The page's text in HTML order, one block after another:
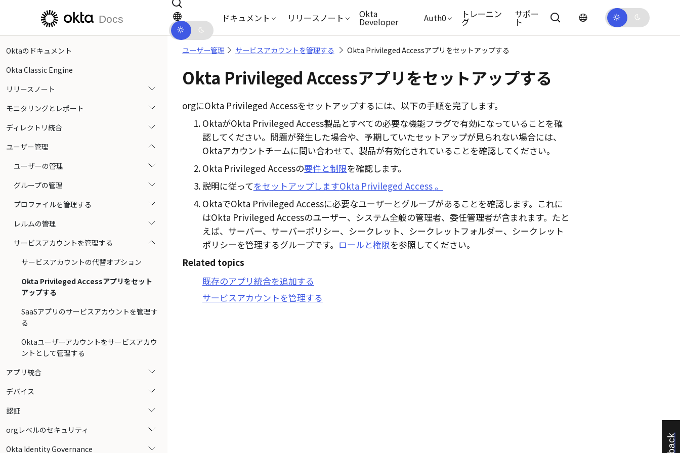
メインコンテンツにスキップ ドキュメントナビゲーションにスキップ
Docs ドキュメント リリースノート Okta
Developer Auth0 トレーニン
グ
サポー
ト
Oktaのドキュメント
Okta Classic Engine
リリースノート
モニタリングとレポート
ディレクトリ統合
ユーザー管理
ユーザーの管理
グループの管理
プロファイルを管理する
レルムの管理
サービスアカウントを管理する
サービスアカウントの代替オプション
Okta Privileged Accessアプリをセット
アップする
SaaSアプリのサービスアカウントを管理す
る
Oktaユーザーアカウントをサービスアカウ
ントとして管理する
アプリ統合
デバイス
認証
orgレベルのセキュリティ
Okta Identity Governance
ユーザー管理 サービスアカウントを管理する Okta Privileged Accessアプリをセットアップする
Okta Privileged Accessアプリをセットアップする
orgにOkta Privileged Accessをセットアップするには、以下の手順を完了します。
OktaがOkta Privileged Access製品とすべての必要な機能フラグで有効になっていることを確
認してください。問題が発生した場合や、予期していたセットアップが見られない場合には、
Oktaアカウントチームに問い合わせて、製品が有効化されていることを確認してください。
Okta Privileged Accessの要件と制限を確認します。
説明に従ってをセットアップしますOkta Privileged Access 。
OktaでOkta Privileged Accessに必要なユーザーとグループがあることを確認します。これに
はOkta Privileged Accessのユーザー、システム全般の管理者、委任管理者が含まれます。たと
えば、サーバー、サーバーポリシー、シークレット、シークレットフォルダー、シークレット
ポリシーを管理するグループです。 ロールと権限を参照してください。
Related topics
既存のアプリ統合を追加する
サービスアカウントを管理する